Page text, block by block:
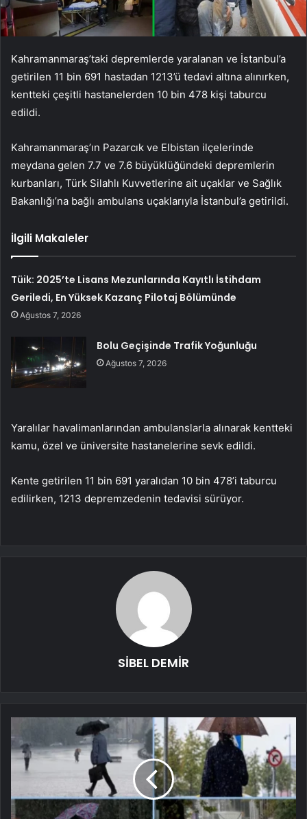
Kahramanmaraş’taki depremlerde yaralanan ve İstanbul’a
getirilen 11 bin 691 hastadan 1213’ü tedavi altına alınırken,
kentteki çeşitli hastanelerden 10 bin 478 kişi taburcu
edildi.
Kahramanmaraş’ın Pazarcık ve Elbistan ilçelerinde
meydana gelen 7.7 ve 7.6 büyüklüğündeki depremlerin
kurbanları, Türk Silahlı Kuvvetlerine ait uçaklar ve Sağlık
Bakanlığı’na bağlı ambulans uçaklarıyla İstanbul’a getirildi.
İlgili Makaleler
Tüik: 2025’te Lisans Mezunlarında Kayıtlı İstihdam
Geriledi, En Yüksek Kazanç Pilotaj Bölümünde
Ağustos 7, 2026
Bolu Geçişinde Trafik Yoğunluğu
Ağustos 7, 2026
Yaralılar havalimanlarından ambulanslarla alınarak kentteki
kamu, özel ve üniversite hastanelerine sevk edildi.
Kente getirilen 11 bin 691 yaralıdan 10 bin 478’i taburcu
edilirken, 1213 depremzedenin tedavisi sürüyor.
SİBEL DEMİR